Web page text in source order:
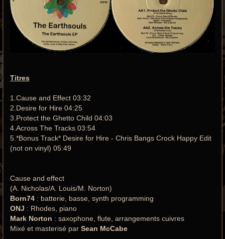
Titres
1.Cause and Effect 03:32
2.Desire for Hire 04:25
3.Protect the Ghetto Child 04:03
4.Across The Tracks 03:54
5.*Bonus Track* Desire for Hire - Chris Bangs Crock Happy Edit
(not on vinyl) 05:49
Cause and effect
(A. Nicholas/A. Louis/M. Norton)
Born74 : batterie, basse, synth programming
ONJ : Rhodes, piano
Mark Norton : saxophone, flute, arrangements cuivres
Mixé et masterisé par Sean McCabe